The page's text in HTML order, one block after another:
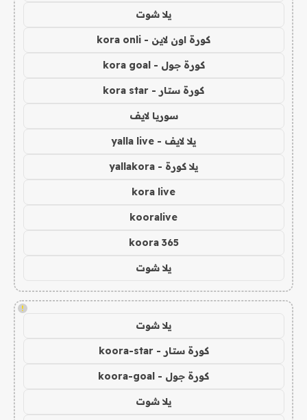
يلا شوت
كورة اون لاين - kora onli
كورة جول - kora goal
كورة ستار - kora star
سوريا لايف
يلا لايف - yalla live
يلا كورة - yallakora
kora live
kooralive
koora 365
يلا شوت
!
يلا شوت
كورة ستار - koora-star
كورة جول - koora-goal
يلا شوت